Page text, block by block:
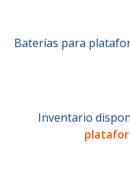
Baterías para
Inventario